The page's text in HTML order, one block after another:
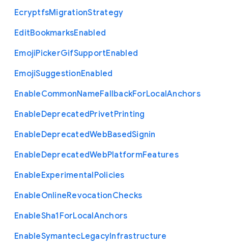
EcryptfsMigrationStrategy
EditBookmarksEnabled
EmojiPickerGifSupportEnabled
EmojiSuggestionEnabled
EnableCommonNameFallbackForLocalAnchors
EnableDeprecatedPrivetPrinting
EnableDeprecatedWebBasedSignin
EnableDeprecatedWebPlatformFeatures
EnableExperimentalPolicies
EnableOnlineRevocationChecks
EnableSha1 ForLocalAnchors
EnableSymantecLegacyInfrastructure